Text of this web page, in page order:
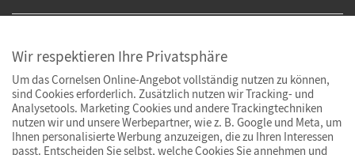
Wir respektieren Ihre Privatsphäre
Um das Cornelsen Online-Angebot vollständig nutzen zu können,
sind Cookies erforderlich. Zusätzlich nutzen wir Tracking- und
Analysetools. Marketing Cookies und andere Trackingtechniken
nutzen wir und unsere Werbepartner, wie z. B. Google und Meta, um
Ihnen personalisierte Werbung anzuzeigen, die zu Ihren Interessen
passt. Entscheiden Sie selbst, welche Cookies Sie annehmen und